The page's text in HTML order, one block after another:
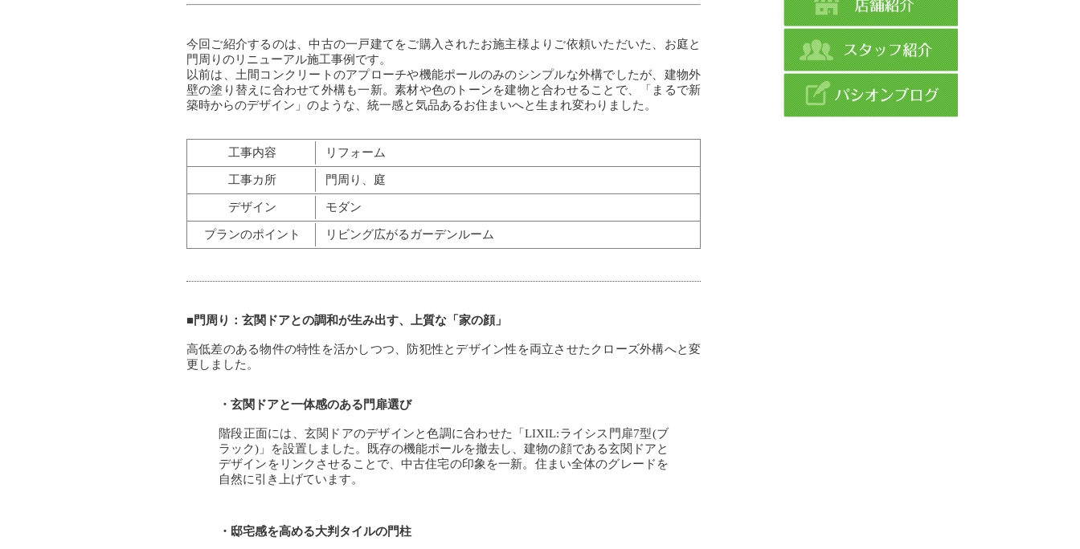
今回ご紹介するのは、中古の一戸建てをご購入されたお施主様よりご依頼いただいた、お庭と
門周りのリニューアル施工事例です。
以前は、土間コンクリートのアプローチや機能ポールのみのシンプルな外構でしたが、建物外
壁の塗り替えに合わせて外構も一新。素材や色のトーンを建物と合わせることで、「まるで新
築時からのデザイン」のような、統一感と気品あるお住まいへと生まれ変わりました。
工事内容 リフォーム
工事カ所 門周り、庭
デザイン モダン
プランのポイント リビング広がるガーデンルーム
■門周り：玄関ドアとの調和が生み出す、上質な「家の顔」
高低差のある物件の特性を活かしつつ、防犯性とデザイン性を両立させたクローズ外構へと変
更しました。
・玄関ドアと一体感のある門扉選び
階段正面には、玄関ドアのデザインと色調に合わせた「LIXIL:ライシス門扉7型(ブ
ラック)」を設置しました。既存の機能ポールを撤去し、建物の顔である玄関ドアと
デザインをリンクさせることで、中古住宅の印象を一新。住まい全体のグレードを
自然に引き上げています。
・邸宅感を高める大判タイルの門柱